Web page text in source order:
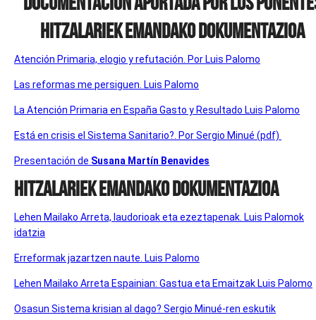
HITZALARIEK EMANDAKO DOKUMENTAZIOA
Atención Primaria, elogio y refutación. Por Luis Palomo
Las reformas me persiguen. Luis Palomo
La Atención Primaria en España Gasto y Resultado Luis Palomo
Está en crisis el Sistema Sanitario?. Por Sergio Minué (pdf)
Presentación de Susana Martín Benavides
HITZALARIEK EMANDAKO DOKUMENTAZIOA
Lehen Mailako Arreta, laudorioak eta ezeztapenak. Luis Palomok
idatzia
Erreformak jazartzen naute. Luis Palomo
Lehen Mailako Arreta Espainian: Gastua eta Emaitzak Luis Palomo
Osasun Sistema krisian al dago? Sergio Minué-ren eskutik